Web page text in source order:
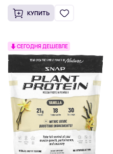
КУПИТЬ
СЕГОДНЯ ДЕШЕВЛЕ